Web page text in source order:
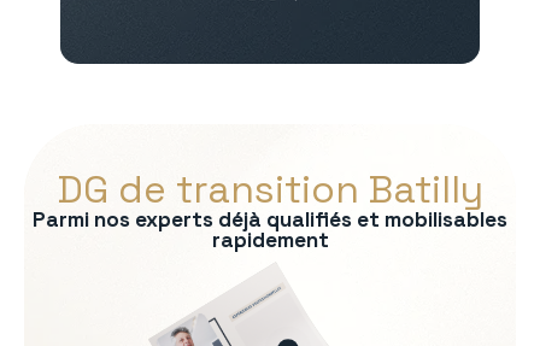
DG de transition Batilly
Parmi nos experts déjà qualifiés et mobilisables
rapidement